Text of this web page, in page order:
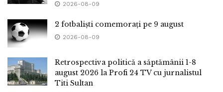
2026-08-09
2 fotbaliști comemorați pe 9 august
2026-08-09
Retrospectiva politică a săptămânii 1-8
august 2026 la Profi 24 TV cu jurnalistul
Titi Sultan